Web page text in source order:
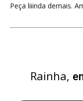
Peça liiinda demais.
Rainha,